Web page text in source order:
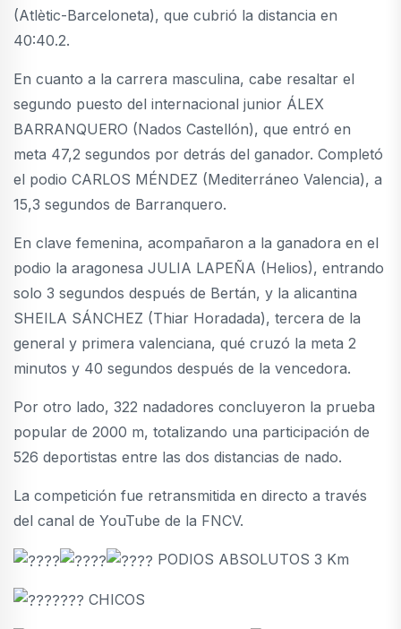
(Atlètic-Barceloneta), que cubrió la distancia en
40:40.2.
En cuanto a la carrera masculina, cabe resaltar el
segundo puesto del internacional junior ÁLEX
BARRANQUERO (Nados Castellón), que entró en
meta 47,2 segundos por detrás del ganador. Completó
el podio CARLOS MÉNDEZ (Mediterráneo Valencia), a
15,3 segundos de Barranquero.
En clave femenina, acompañaron a la ganadora en el
podio la aragonesa JULIA LAPEÑA (Helios), entrando
solo 3 segundos después de Bertán, y la alicantina
SHEILA SÁNCHEZ (Thiar Horadada), tercera de la
general y primera valenciana, qué cruzó la meta 2
minutos y 40 segundos después de la vencedora.
Por otro lado, 322 nadadores concluyeron la prueba
popular de 2000 m, totalizando una participación de
526 deportistas entre las dos distancias de nado.
La competición fue retransmitida en directo a través
del canal de YouTube de la FNCV.
PODIOS ABSOLUTOS 3 Km
CHICOS